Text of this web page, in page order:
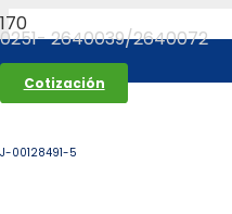
0251- 2640039/2640072
Cotización
J-00128491-5